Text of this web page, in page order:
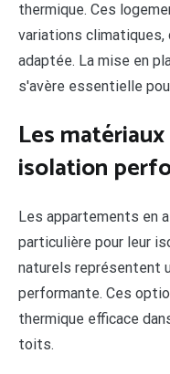
thermique. Ces
variations climatiques,
adaptée. La mise en
s'avère essentielle
Les
isolation
Les appartements en
particulière pour leur
naturels représentent
performante. Ces
thermique efficace
toits.